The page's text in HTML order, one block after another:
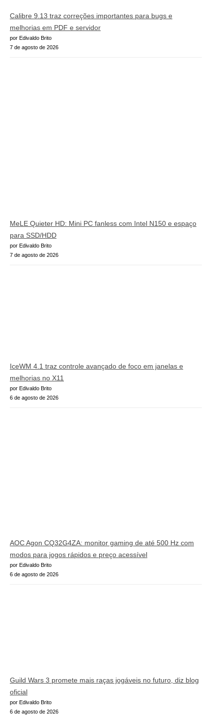
Calibre 9.13 traz correções importantes para bugs e
melhorias em PDF e servidor
por Edivaldo Brito
7 de agosto de 2026
MeLE Quieter HD: Mini PC fanless com Intel N150 e espaço
para SSD/HDD
por Edivaldo Brito
7 de agosto de 2026
IceWM 4.1 traz controle avançado de foco em janelas e
melhorias no X11
por Edivaldo Brito
6 de agosto de 2026
AOC Agon CQ32G4ZA: monitor gaming de até 500 Hz com
modos para jogos rápidos e preço acessível
por Edivaldo Brito
6 de agosto de 2026
Guild Wars 3 promete mais raças jogáveis no futuro, diz blog
oficial
por Edivaldo Brito
6 de agosto de 2026